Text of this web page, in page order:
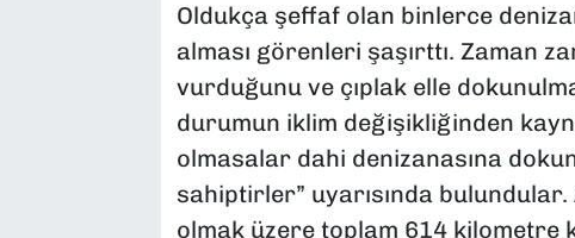
Oldukça şeffaf olan binlerce
alması görenleri şaşırttı. Zaman
vurduğunu ve çıplak elle
durumun iklim değişikliğinden
olmasalar dahi denizanasına
sahiptirler” uyarısında bulundular.
olmak üzere toplam 614 kilometre